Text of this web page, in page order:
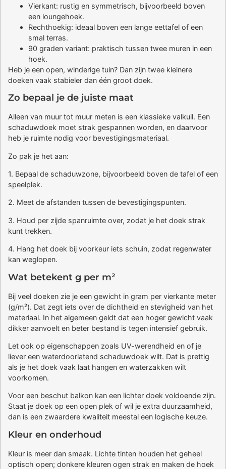
Vierkant: rustig en symmetrisch, bijvoorbeeld boven
een loungehoek.
Rechthoekig: ideaal boven een lange eettafel of een
smal terras.
90 graden variant: praktisch tussen twee muren in een
hoek.
Heb je een open, winderige tuin? Dan zijn twee kleinere
doeken vaak stabieler dan één groot doek.
Zo bepaal je de juiste maat
Alleen van muur tot muur meten is een klassieke valkuil. Een
schaduwdoek moet strak gespannen worden, en daarvoor
heb je ruimte nodig voor bevestigingsmateriaal.
Zo pak je het aan:
1. Bepaal de schaduwzone, bijvoorbeeld boven de tafel of een
speelplek.
2. Meet de afstanden tussen de bevestigingspunten.
3. Houd per zijde spanruimte over, zodat je het doek strak
kunt trekken.
4. Hang het doek bij voorkeur iets schuin, zodat regenwater
kan weglopen.
Wat betekent g per m²
Bij veel doeken zie je een gewicht in gram per vierkante meter
(g/m²). Dat zegt iets over de dichtheid en stevigheid van het
materiaal. In het algemeen geldt dat een hoger gewicht vaak
dikker aanvoelt en beter bestand is tegen intensief gebruik.
Let ook op eigenschappen zoals UV-werendheid en of je
liever een waterdoorlatend schaduwdoek wilt. Dat is prettig
als je het doek vaak laat hangen en waterzakken wilt
voorkomen.
Voor een beschut balkon kan een lichter doek voldoende zijn.
Staat je doek op een open plek of wil je extra duurzaamheid,
dan is een zwaardere kwaliteit meestal een logische keuze.
Kleur en onderhoud
Kleur is meer dan smaak. Lichte tinten houden het geheel
optisch open; donkere kleuren ogen strak en maken de hoek